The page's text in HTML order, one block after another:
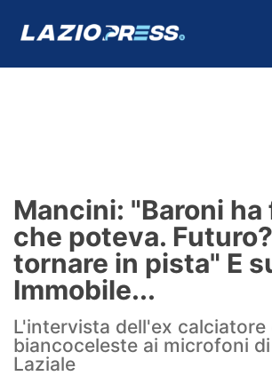
Formello
Infortuni
Primavera
Calciomercato
Mancini: "Baroni
che poteva.
tornare in pista" E
Immobile...
L'intervista dell'ex calciatore
biancoceleste ai microfoni
Laziale